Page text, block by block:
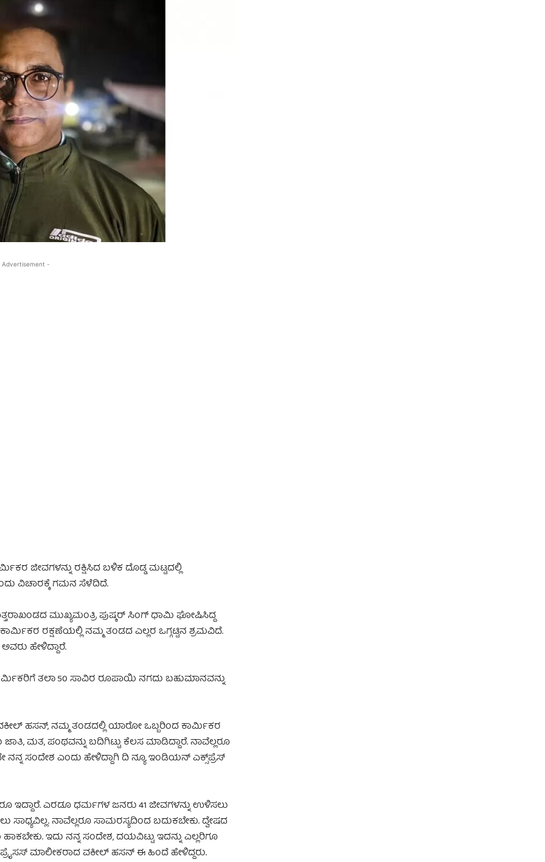
-
ಜೀವಗಳನ್ನು ರಕ್ಷಿಸಿದ ಬಳಿಕ ದೊಡ್ಡ ಮಟ್ಟದಲ್ಲಿ
ವಿಚಾರಕ್ಕೆ ಗಮನ ಸೆಳೆದಿದೆ.
ಮುಖ್ಯಮಂತ್ರಿ ಪುಷ್ಕರ್ ಸಿಂಗ್ ಧಾಮಿ ಘೋಷಿಸಿದ್ದ
ರಕ್ಷಣೆಯಲ್ಲಿ ನಮ್ಮ ತಂಡದ ಎಲ್ಲರ ಒಗ್ಗಟ್ಟಿನ ಶ್ರಮವಿದೆ.
ಹೇಳಿದ್ದಾರೆ.
ತಲಾ 50 ಸಾವಿರ ರೂಪಾಯಿ ನಗದು ಬಹುಮಾನವನ್ನು
ವಕೀಲ್ ಹಸನ್, ನಮ್ಮ ತಂಡದಲ್ಲಿ ಯಾರೋ ಒಬ್ಬರಿಂದ ಕಾರ್ಮಿಕರ
ಮತ, ಪಂಥವನ್ನು ಬದಿಗಿಟ್ಟು ಕೆಲಸ ಮಾಡಿದ್ದಾರೆ. ನಾವೆಲ್ಲರೂ
ಸಂದೇಶ ಎಂದು ಹೇಳಿದ್ದಾಗಿ ದಿ ನ್ಯೂ ಇಂಡಿಯನ್ ಎಕ್ಸ್‌ಪ್ರೆಸ್‌
ಇದ್ದಾರೆ. ಎರಡೂ ಧರ್ಮಗಳ ಜನರು 41 ಜೀವಗಳನ್ನು ಉಳಿಸಲು
ಸಾಧ್ಯವಿಲ್ಲ. ನಾವೆಲ್ಲರೂ ಸಾಮರಸ್ಯದಿಂದ ಬದುಕಬೇಕು. ದ್ವೇಷದ
ಇದು ನನ್ನ ಸಂದೇಶ, ದಯವಿಟ್ಟು ಇದನ್ನು ಎಲ್ಲರಿಗೂ
ಮಾಲೀಕರಾದ ವಕೀಲ್ ಹಸನ್ ಈ ಹಿಂದೆ ಹೇಳಿದ್ದರು.